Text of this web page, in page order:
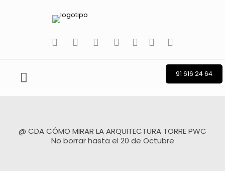
tiktokfacebook
instagram
TwitterYoutube
Telegramwhatsapp
91 616 24 64
@ CDA CÓMO MIRAR LA ARQUITECTURA TORRE PWC
No borrar hasta el 20 de Octubre